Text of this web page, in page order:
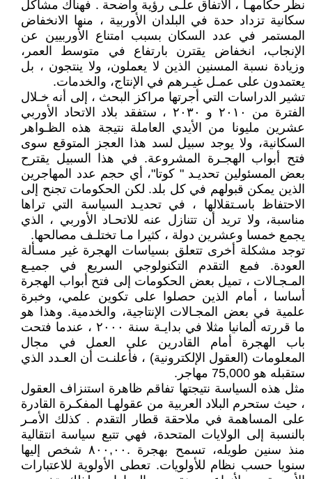
نظر حكامهـا ، الاتفاق علـى رؤية واضحة . فهناك مشاكل
سكانية تزداد حدة في البلدان الأوربية ، منها الانخفاض
المستمر في عدد السكان بسبب امتناع الأوربيين عن
الإنجاب، انخفاض يقترن بارتفاع في متوسط العمر،
وزيادة نسبة المسنين الذين لا يعملون، ولا ينتجون ، بل
يعتمدون على عمـل غيـرهم في الإنتاج، والخدمات.
تشير الدراسات التي أجرتها مراكز البحث ، إلى أنه خـلال
الفترة من ۲۰۱۰ و ۲۰۳۰ ، ستفقد بلاد الاتحاد الأوربي
عشرين مليونا من الأيدي العاملة نتيجة هذه الظـواهر
السكانية، ولا يوجد سبيل لسد هذا العجز المتوقع سوى
فتح أبواب الهجـرة المشروعة. في هذا السبيل يقترح
بعض المسئولين تحديـد " كوتا"، أي حجم عدد المهاجرين
الذين يمكن قبولهم في كل بلد. لكن الحكومات تجنح إلى
الاحتفاظ باسـتقلالها ، في تحديـد السياسة التي تراها
مناسبة، ولا تريد أن تتنازل عنه للاتحـاد الأوربي ، الذي
يجمع خمسا وعشرين دولة ، كثيرا مـا تختلـف مصالحها.
توجد مشكلة أخرى تتعلق بسياسات الهجرة غير مسـألة
العودة. فمع التقدم التكنولوجي السريع في جميـع
المـجـالات ، تميل بعض الحكومات إلى فتح أبواب الهجرة
أساسا ، أمام الذين حصلوا على تكوين علمي، وخبرة
علمية في بعض المجـالات الإنتاجية، والخدمية. وهذا هو
ما قررته ألمانيا مثلا في بدايـة سنة ٢٠٠٠ ، عندما فتحت
باب الهجرة أمام القادرين على العمل في مجال
المعلومات (العقول الإلكترونية) ، فأعلنـت أن العـدد الذي
ستقبله هو 75,000 مهاجر.
مثل هذه السياسة نتيجتها تفاقم ظاهرة استنزاف العقول
، حيث ستحرم البلاد العربية من عقولهـا المفكـرة القادرة
على المساهمة في ملاحقة قطار التقدم . كذلك الأمـر
بالنسبة إلى الولايات المتحدة، فهي تتبع سياسة انتقالية
منذ سنين طويله، تسمح بهجرة .۸۰۰,۰۰ شخص إليها
سنويا حسب نظام للأولويات. تعطى الأولوية للاعتبارات